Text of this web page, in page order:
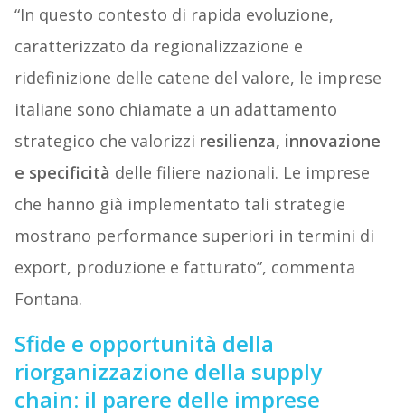
“In questo contesto di rapida evoluzione,
caratterizzato da regionalizzazione e
ridefinizione delle catene del valore, le imprese
italiane sono chiamate a un adattamento
strategico che valorizzi resilienza, innovazione
e specificità delle filiere nazionali. Le imprese
che hanno già implementato tali strategie
mostrano performance superiori in termini di
export, produzione e fatturato”, commenta
Fontana.
Sfide e opportunità della
riorganizzazione della supply
chain: il parere delle imprese